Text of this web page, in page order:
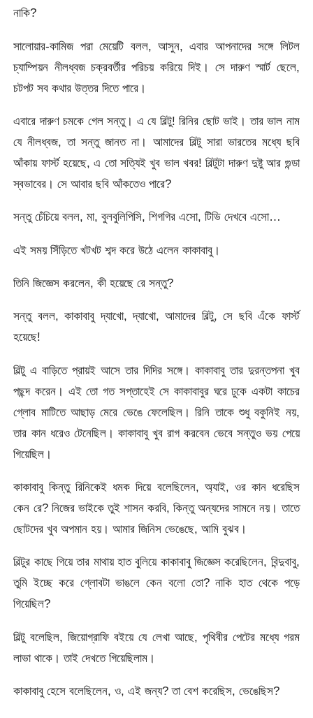
নাকি?
সালোয়ার-কামিজ পরা মেয়েটি বলল, আসুন, এবার আপনাদের সঙ্গে লিটল
চ্যাম্পিয়ন নীলধ্বজ চক্রবর্তীর পরিচয় করিয়ে দিই। সে দারুণ স্মার্ট ছেলে,
চটপট সব কথার উত্তর দিতে পারে।
এবারে দারুণ চমকে গেল সন্তু। এ যে বিল্টু! রিনির ছোট ভাই। তার ভাল নাম
যে নীলধ্বজ, তা সন্তু জানত না। আমাদের বিল্টু সারা ভারতের মধ্যে ছবি
আঁকায় ফার্স্ট হয়েছে, এ তো সত্যিই খুব ভাল খবর! বিল্টুটা দারুণ দুষ্টু আর গুন্ডা
স্বভাবের। সে আবার ছবি আঁকতেও পারে?
সন্তু চেঁচিয়ে বলল, মা, বুলবুলিপিসি, শিগগির এসো, টিভি দেখবে এসো…
এই সময় সিঁড়িতে খটখট শব্দ করে উঠে এলেন কাকাবাবু।
তিনি জিজ্ঞেস করলেন, কী হয়েছে রে সন্তু?
সন্তু বলল, কাকাবাবু দ্যাখো, দ্যাখো, আমাদের বিল্টু, সে ছবি এঁকে ফার্স্ট
হয়েছে!
বিল্টু এ বাড়িতে প্রায়ই আসে তার দিদির সঙ্গে। কাকাবাবু তার দুরন্তপনা খুব
পছন্দ করেন। এই তো গত সপ্তাহেই সে কাকাবাবুর ঘরে ঢুকে একটা কাচের
গ্লোব মাটিতে আছাড় মেরে ভেঙে ফেলেছিল। রিনি তাকে শুধু বকুনিই নয়,
তার কান ধরেও টেনেছিল। কাকাবাবু খুব রাগ করবেন ভেবে সন্তুও ভয় পেয়ে
গিয়েছিল।
কাকাবাবু কিন্তু রিনিকেই ধমক দিয়ে বলেছিলেন, অ্যাই, ওর কান ধরেছিস
কেন রে? নিজের ভাইকে তুই শাসন করবি, কিন্তু অন্যদের সামনে নয়। তাতে
ছোটদের খুব অপমান হয়। আমার জিনিস ভেঙেছে, আমি বুঝব।
বিল্টুর কাছে গিয়ে তার মাথায় হাত বুলিয়ে কাকাবাবু জিজ্ঞেস করেছিলেন, বিন্দুবাবু,
তুমি ইচ্ছে করে গ্লোবটা ভাঙলে কেন বলো তো? নাকি হাত থেকে পড়ে
গিয়েছিল?
বিল্টু বলেছিল, জিয়োগ্রাফি বইয়ে যে লেখা আছে, পৃথিবীর পেটের মধ্যে গরম
লাভা থাকে। তাই দেখতে গিয়েছিলাম।
কাকাবাবু হেসে বলেছিলেন, ও, এই জন্য? তা বেশ করেছিস, ভেঙেছিস?